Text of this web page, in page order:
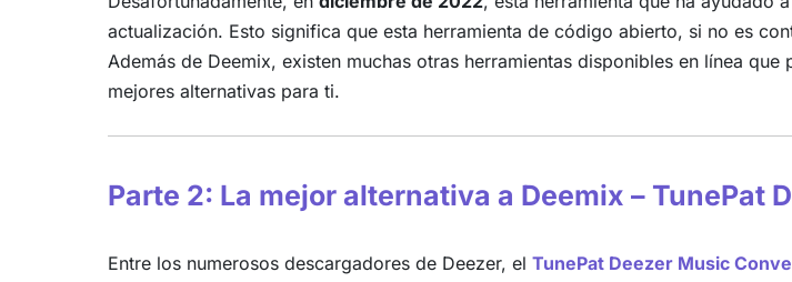
actualización. Esto significa que esta herramienta de código abierto, si no es
Además de Deemix, existen muchas otras herramientas disponibles en línea
mejores alternativas para ti.
Parte 2: La mejor alternativa a Deemix – TunePat
Entre los numerosos descargadores de Deezer, el TunePat Deezer Music